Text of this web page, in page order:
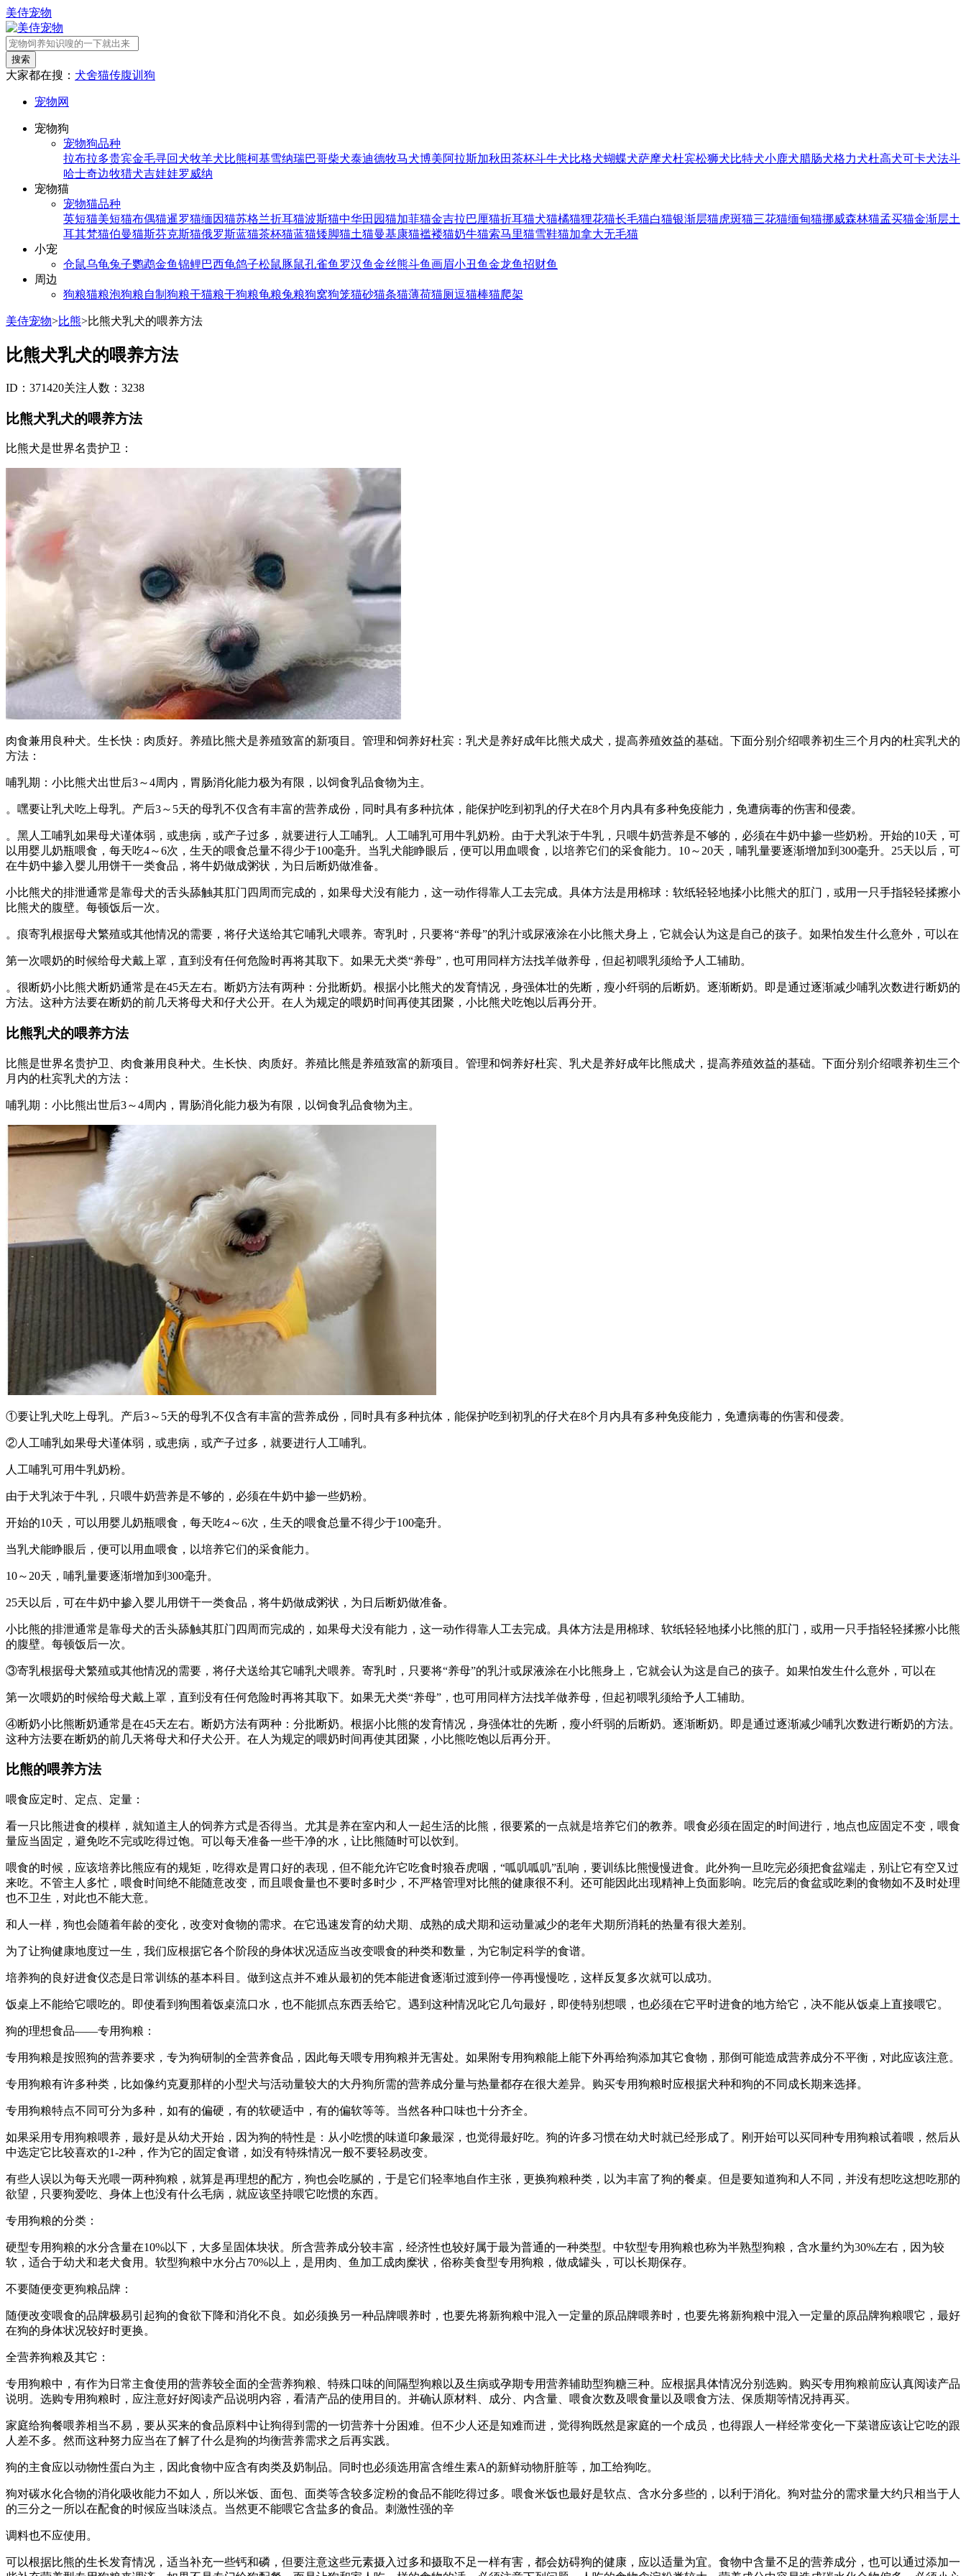
美侍宠物
搜索
大家都在搜： 犬舍猫传腹训狗
宠物网
宠物狗
宠物狗品种
拉布拉多贵宾金毛寻回犬牧羊犬比熊柯基雪纳瑞巴哥柴犬泰迪德牧马犬博美阿拉斯加秋田茶杯斗牛犬比格犬蝴蝶犬萨摩犬杜宾松狮犬比特犬小鹿犬腊肠犬格力犬杜高犬可卡犬法斗
哈士奇边牧猎犬吉娃娃罗威纳
宠物猫
宠物猫品种
英短猫美短猫布偶猫暹罗猫缅因猫苏格兰折耳猫波斯猫中华田园猫加菲猫金吉拉巴厘猫折耳猫犬猫橘猫狸花猫长毛猫白猫银渐层猫虎斑猫三花猫缅甸猫挪威森林猫孟买猫金渐层土
耳其梵猫伯曼猫斯芬克斯猫俄罗斯蓝猫茶杯猫蓝猫矮脚猫土猫曼基康猫褴褛猫奶牛猫索马里猫雪鞋猫加拿大无毛猫
小宠
仓鼠乌龟兔子鹦鹉金鱼锦鲤巴西龟鸽子松鼠豚鼠孔雀鱼 罗汉鱼金丝熊斗鱼画眉小丑鱼金龙鱼招财鱼
周边
狗粮猫粮泡狗粮自制狗粮干猫粮干狗粮龟粮兔粮狗窝狗笼猫砂猫条猫薄荷猫厕逗猫棒猫爬架
美侍宠物>比熊>比熊犬乳犬的喂养方法
比熊犬乳犬的喂养方法
ID：371420关注人数：3238
比熊犬乳犬的喂养方法
比熊犬是世界名贵护卫：
肉食兼用良种犬。生长快：肉质好。养殖比熊犬是养殖致富的新项目。管理和饲养好杜宾：乳犬是养好成年比熊犬成犬，提高养殖效益的基础。下面分别介绍喂养初生三个月内的杜宾乳犬的
方法：
哺乳期：小比熊犬出世后3～4周内，胃肠消化能力极为有限，以饲食乳品食物为主。
。嘿要让乳犬吃上母乳。产后3～5天的母乳不仅含有丰富的营养成份，同时具有多种抗体，能保护吃到初乳的仔犬在8个月内具有多种免疫能力，免遭病毒的伤害和侵袭。
。黑人工哺乳如果母犬谨体弱，或患病，或产子过多，就要进行人工哺乳。人工哺乳可用牛乳奶粉。由于犬乳浓于牛乳，只喂牛奶营养是不够的，必须在牛奶中掺一些奶粉。开始的10天，可
以用婴儿奶瓶喂食，每天吃4～6次，生天的喂食总量不得少于100毫升。当乳犬能睁眼后，便可以用血喂食，以培养它们的采食能力。10～20天，哺乳量要逐渐增加到300毫升。25天以后，可
在牛奶中掺入婴儿用饼干一类食品，将牛奶做成粥状，为日后断奶做准备。
小比熊犬的排泄通常是靠母犬的舌头舔触其肛门四周而完成的，如果母犬没有能力，这一动作得靠人工去完成。具体方法是用棉球：软纸轻轻地揉小比熊犬的肛门，或用一只手指轻轻揉擦小
比熊犬的腹壁。每顿饭后一次。
。痕寄乳根据母犬繁殖或其他情况的需要，将仔犬送给其它哺乳犬喂养。寄乳时，只要将“养母”的乳汁或尿液涂在小比熊犬身上，它就会认为这是自己的孩子。如果怕发生什么意外，可以在
第一次喂奶的时候给母犬戴上罩，直到没有任何危险时再将其取下。如果无犬类“养母”，也可用同样方法找羊做养母，但起初喂乳须给予人工辅助。
。很断奶小比熊犬断奶通常是在45天左右。断奶方法有两种：分批断奶。根据小比熊犬的发育情况，身强体壮的先断，瘦小纤弱的后断奶。逐渐断奶。即是通过逐渐减少哺乳次数进行断奶的
方法。这种方法要在断奶的前几天将母犬和仔犬公开。在人为规定的喂奶时间再使其团聚，小比熊犬吃饱以后再分开。
比熊乳犬的喂养方法
比熊是世界名贵护卫、肉食兼用良种犬。生长快、肉质好。养殖比熊是养殖致富的新项目。管理和饲养好杜宾、乳犬是养好成年比熊成犬，提高养殖效益的基础。下面分别介绍喂养初生三个
月内的杜宾乳犬的方法：
哺乳期：小比熊出世后3～4周内，胃肠消化能力极为有限，以饲食乳品食物为主。
①要让乳犬吃上母乳。产后3～5天的母乳不仅含有丰富的营养成份，同时具有多种抗体，能保护吃到初乳的仔犬在8个月内具有多种免疫能力，免遭病毒的伤害和侵袭。
②人工哺乳如果母犬谨体弱，或患病，或产子过多，就要进行人工哺乳。
人工哺乳可用牛乳奶粉。
由于犬乳浓于牛乳，只喂牛奶营养是不够的，必须在牛奶中掺一些奶粉。
开始的10天，可以用婴儿奶瓶喂食，每天吃4～6次，生天的喂食总量不得少于100毫升。
当乳犬能睁眼后，便可以用血喂食，以培养它们的采食能力。
10～20天，哺乳量要逐渐增加到300毫升。
25天以后，可在牛奶中掺入婴儿用饼干一类食品，将牛奶做成粥状，为日后断奶做准备。
小比熊的排泄通常是靠母犬的舌头舔触其肛门四周而完成的，如果母犬没有能力，这一动作得靠人工去完成。具体方法是用棉球、软纸轻轻地揉小比熊的肛门，或用一只手指轻轻揉擦小比熊
的腹壁。每顿饭后一次。
③寄乳根据母犬繁殖或其他情况的需要，将仔犬送给其它哺乳犬喂养。寄乳时，只要将“养母”的乳汁或尿液涂在小比熊身上，它就会认为这是自己的孩子。如果怕发生什么意外，可以在
第一次喂奶的时候给母犬戴上罩，直到没有任何危险时再将其取下。如果无犬类“养母”，也可用同样方法找羊做养母，但起初喂乳须给予人工辅助。
④断奶小比熊断奶通常是在45天左右。断奶方法有两种：分批断奶。根据小比熊的发育情况，身强体壮的先断，瘦小纤弱的后断奶。逐渐断奶。即是通过逐渐减少哺乳次数进行断奶的方法。
这种方法要在断奶的前几天将母犬和仔犬公开。在人为规定的喂奶时间再使其团聚，小比熊吃饱以后再分开。
比熊的喂养方法
喂食应定时、定点、定量：
看一只比熊进食的模样，就知道主人的饲养方式是否得当。尤其是养在室内和人一起生活的比熊，很要紧的一点就是培养它们的教养。喂食必须在固定的时间进行，地点也应固定不变，喂食
量应当固定，避免吃不完或吃得过饱。可以每天准备一些干净的水，让比熊随时可以饮到。
喂食的时候，应该培养比熊应有的规矩，吃得欢是胃口好的表现，但不能允许它吃食时狼吞虎咽，“呱叽呱叽”乱响，要训练比熊慢慢进食。此外狗一旦吃完必须把食盆端走，别让它有空又过
来吃。不管主人多忙，喂食时间绝不能随意改变，而且喂食量也不要时多时少，不严格管理对比熊的健康很不利。还可能因此出现精神上负面影响。吃完后的食盆或吃剩的食物如不及时处理
也不卫生，对此也不能大意。
和人一样，狗也会随着年龄的变化，改变对食物的需求。在它迅速发育的幼犬期、成熟的成犬期和运动量减少的老年犬期所消耗的热量有很大差别。
为了让狗健康地度过一生，我们应根据它各个阶段的身体状况适应当改变喂食的种类和数量，为它制定科学的食谱。
培养狗的良好进食仪态是日常训练的基本科目。做到这点并不难从最初的凭本能进食逐渐过渡到停一停再慢慢吃，这样反复多次就可以成功。
饭桌上不能给它喂吃的。即使看到狗围着饭桌流口水，也不能抓点东西丢给它。遇到这种情况叱它几句最好，即使特别想喂，也必须在它平时进食的地方给它，决不能从饭桌上直接喂它。
狗的理想食品――专用狗粮：
专用狗粮是按照狗的营养要求，专为狗研制的全营养食品，因此每天喂专用狗粮并无害处。如果附专用狗粮能上能下外再给狗添加其它食物，那倒可能造成营养成分不平衡，对此应该注意。
专用狗粮有许多种类，比如像约克夏那样的小型犬与活动量较大的大丹狗所需的营养成分量与热量都存在很大差异。购买专用狗粮时应根据犬种和狗的不同成长期来选择。
专用狗粮特点不同可分为多种，如有的偏硬，有的软硬适中，有的偏软等等。当然各种口味也十分齐全。
如果采用专用狗粮喂养，最好是从幼犬开始，因为狗的特性是：从小吃惯的味道印象最深，也觉得最好吃。狗的许多习惯在幼犬时就已经形成了。刚开始可以买同种专用狗粮试着喂，然后从
中选定它比较喜欢的1-2种，作为它的固定食谱，如没有特殊情况一般不要轻易改变。
有些人误以为每天光喂一两种狗粮，就算是再理想的配方，狗也会吃腻的，于是它们轻率地自作主张，更换狗粮种类，以为丰富了狗的餐桌。但是要知道狗和人不同，并没有想吃这想吃那的
欲望，只要狗爱吃、身体上也没有什么毛病，就应该坚持喂它吃惯的东西。
专用狗粮的分类：
硬型专用狗粮的水分含量在10%以下，大多呈固体块状。所含营养成分较丰富，经济性也较好属于最为普通的一种类型。中软型专用狗粮也称为半熟型狗粮，含水量约为30%左右，因为较
软，适合于幼犬和老犬食用。软型狗粮中水分占70%以上，是用肉、鱼加工成肉糜状，俗称美食型专用狗粮，做成罐头，可以长期保存。
不要随便变更狗粮品牌：
随便改变喂食的品牌极易引起狗的食欲下降和消化不良。如必须换另一种品牌喂养时，也要先将新狗粮中混入一定量的原品牌喂养时，也要先将新狗粮中混入一定量的原品牌狗粮喂它，最好
在狗的身体状况较好时更换。
全营养狗粮及其它：
专用狗粮中，有作为日常主食使用的营养较全面的全营养狗粮、特殊口味的间隔型狗粮以及生病或孕期专用营养辅助型狗糖三种。应根据具体情况分别选购。购买专用狗粮前应认真阅读产品
说明。选购专用狗粮时，应注意好好阅读产品说明内容，看清产品的使用目的。并确认原材料、成分、内含量、喂食次数及喂食量以及喂食方法、保质期等情况持再买。
家庭给狗餐喂养相当不易，要从买来的食品原料中让狗得到需的一切营养十分困难。但不少人还是知难而进，觉得狗既然是家庭的一个成员，也得跟人一样经常变化一下菜谱应该让它吃的跟
人差不多。然而这种努力应当在了解了什么是狗的均衡营养需求之后再实践。
狗的主食应以动物性蛋白为主，因此食物中应含有肉类及奶制品。同时也必须选用富含维生素A的新鲜动物肝脏等，加工给狗吃。
狗对碳水化合物的消化吸收能力不如人，所以米饭、面包、面类等含较多淀粉的食品不能吃得过多。喂食米饭也最好是软点、含水分多些的，以利于消化。狗对盐分的需求量大约只相当于人
的三分之一所以在配食的时候应当味淡点。当然更不能喂它含盐多的食品。刺激性强的辛
调料也不应使用。
可以根据比熊的生长发育情况，适当补充一些钙和磷，但要注意这些元素摄入过多和摄取不足一样有害，都会妨碍狗的健康，应以适量为宜。食物中含量不足的营养成分，也可以通过添加一